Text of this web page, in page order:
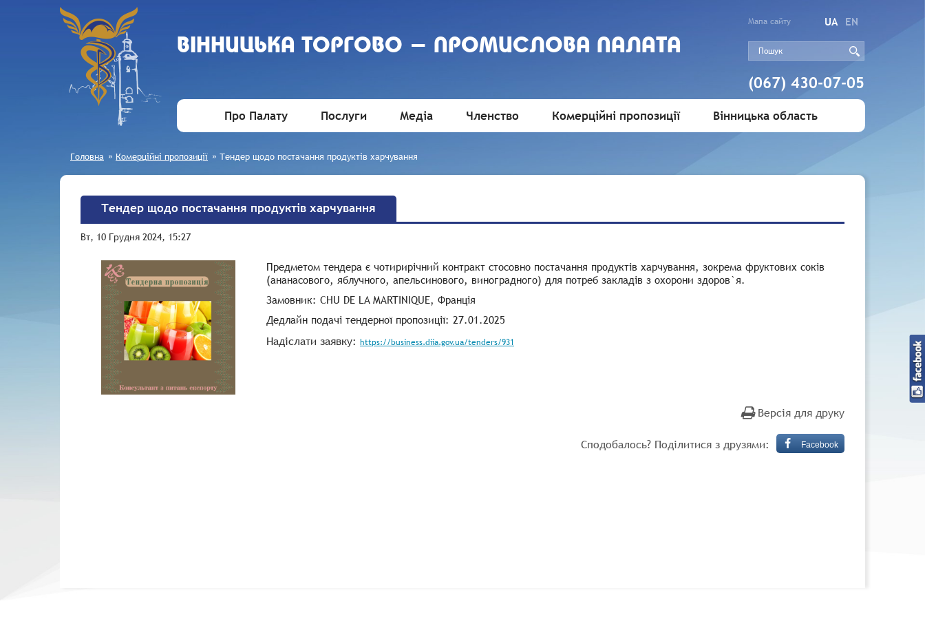
ВIННИЦЬКА ТОРГОВО - ПРОМИСЛОВА ПАЛАТА
Мапа сайту UA EN
(067) 430-07-05
Про Палату Послуги Медіа Членство Комерційні пропозиції Вінницька область
Головна » Комерційні пропозиції » Тендер щодо постачання продуктів харчування
Тендер щодо постачання продуктів харчування
Вт, 10 Грудня 2024, 15:27
Предметом тендера є чотирирічний контракт стосовно постачання продуктів харчування, зокрема фруктових соків
(ананасового, яблучного, апельсинового, виноградного) для потреб закладів з охорони здоров`я.
Замовник: CHU DE LA MARTINIQUE, Франція
Дедлайн подачі тендерної пропозиції: 27.01.2025
Надіслати заявку: https://business.diia.gov.ua/tenders/931
Версія для друку
Сподобалось? Поділитися з друзями: Facebook